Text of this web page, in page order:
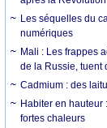
Les séquelles du
numériques
Mali : Les frappes
de la Russie, tuent
Cadmium : des
Habiter en hauteur
fortes chaleurs